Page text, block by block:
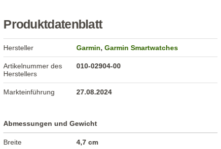
Produktdatenblatt
Hersteller Garmin,Garmin Smartwatches
Artikelnummer des
Herstellers
010-02904-00
Markteinführung 27.08.2024
Abmessungen und Gewicht
Breite 4,7 cm